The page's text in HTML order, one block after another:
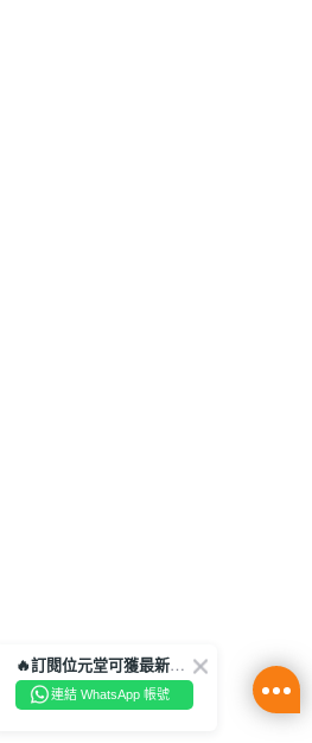
🔥訂閱位元堂可獲最新優惠及活動資訊🔥
連結 WhatsApp 帳號